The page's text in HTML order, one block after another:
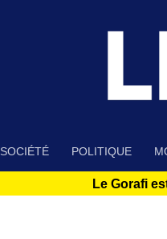
SOCIÉTÉ POLITIQUE
Le Gorafi